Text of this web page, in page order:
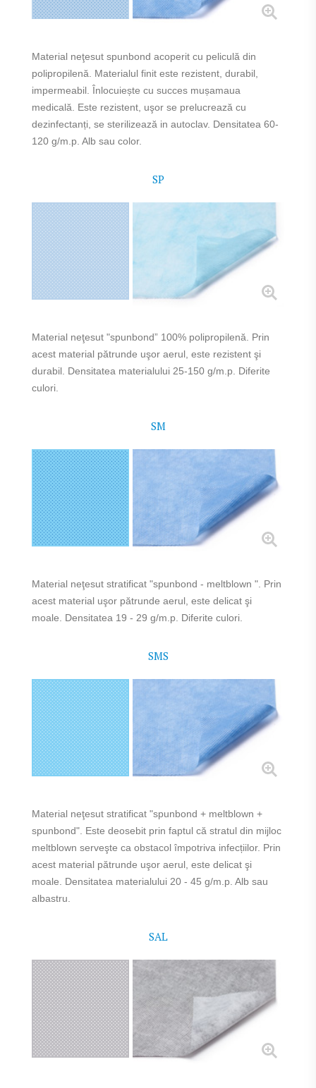
Material neţesut spunbond acoperit cu peliculă din
polipropilenă. Materialul finit este rezistent, durabil,
impermeabil. Înlocuiește cu succes mușamaua
medicală. Este rezistent, uşor se prelucrează cu
dezinfectanți, se sterilizează in autoclav. Densitatea 60-
120 g/m.p. Alb sau color.
SP
Material neţesut "spunbond” 100% polipropilenă. Prin
acest material pătrunde uşor aerul, este rezistent şi
durabil. Densitatea materialului 25-150 g/m.p. Diferite
culori.
SM
Material neţesut stratificat "spunbond - meltblown ". Prin
acest material uşor pătrunde aerul, este delicat şi
moale. Densitatea 19 - 29 g/m.p. Diferite culori.
SMS
Material neţesut stratificat "spunbond + meltblown +
spunbond". Este deosebit prin faptul că stratul din mijloc
meltblown serveşte ca obstacol împotriva infecțiilor. Prin
acest material pătrunde uşor aerul, este delicat şi
moale. Densitatea materialului 20 - 45 g/m.p. Alb sau
albastru.
SAL